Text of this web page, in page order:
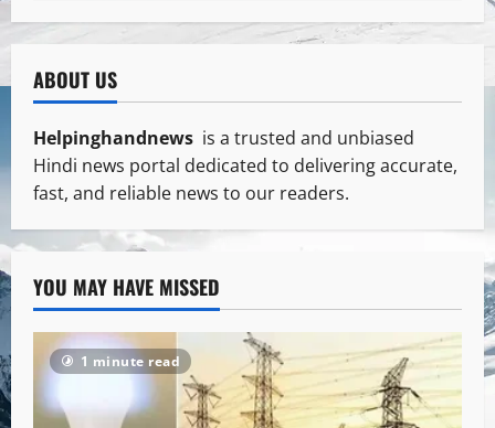
ABOUT US
Helpinghandnews is a trusted and unbiased
Hindi news portal dedicated to delivering accurate,
fast, and reliable news to our readers.
YOU MAY HAVE MISSED
1 minute read